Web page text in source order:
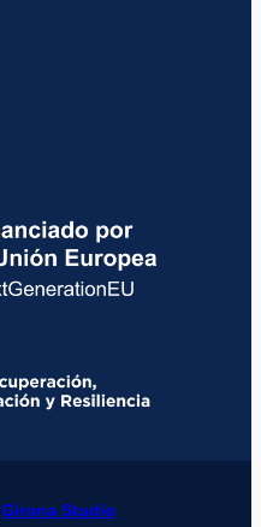
Girona Studio